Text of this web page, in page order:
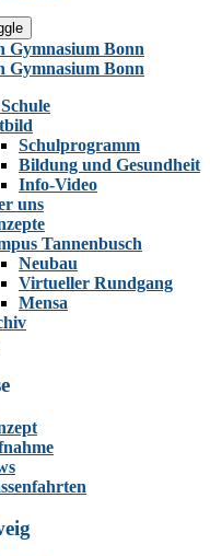
Schulprogramm
Bildung und Gesundheit
Info-Video
uns
Tannenbusch
Neubau
Virtueller Rundgang
Mensa